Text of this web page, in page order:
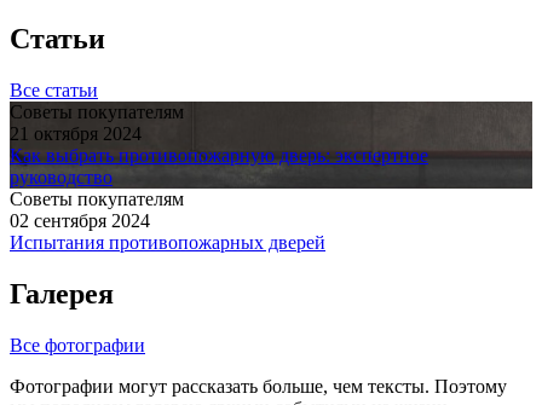
Статьи
Все статьи
Советы покупателям
21 октября 2024
Как выбрать противопожарную дверь: экспертное
руководство
Советы покупателям
02 сентября 2024
Испытания противопожарных дверей
Галерея
Все фотографии
Фотографии могут рассказать больше, чем тексты. Поэтому